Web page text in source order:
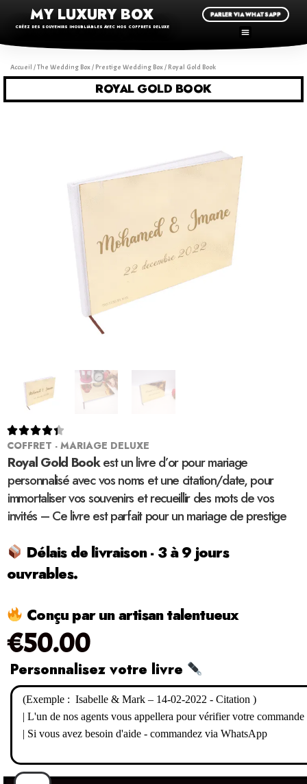
MY LUXURY BOX
CRÉEZ DES SOUVENIRS INOUBLIABLES AVEC NOS COFFRETS DELUXE
PARLER VIA WHATSAPP
Accueil /The Wedding Box/ Prestige Wedding Box/ Royal Gold Book
ROYAL GOLD BOOK

COFFRET - MARIAGE DELUXE
Royal Gold Bookest un livre d’or pour mariage
personnalisé avec vos noms et une citation/date, pour
immortaliser vos souvenirs et recueillir des mots de vos
invités – Ce livre est parfait pour un mariage de prestige
Délais de livraison - 3 à 9 jours
ouvrables.
Conçu par un artisan talentueux
€50.00
Personnalisez votre livre